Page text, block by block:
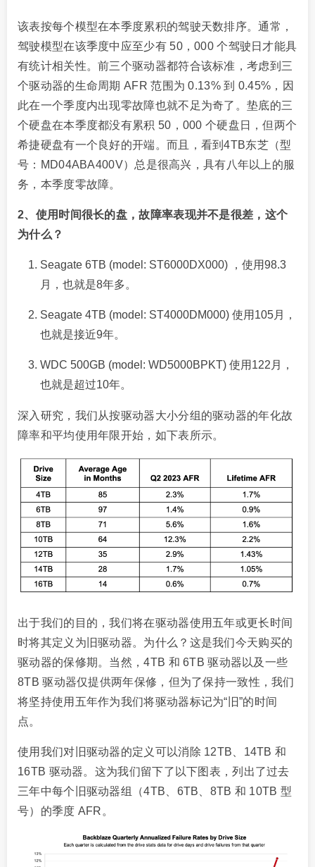
该表按每个模型在本季度累积的驾驶天数排序。通常，
驾驶模型在该季度中应至少有 50，000 个驾驶日才能具
有统计相关性。前三个驱动器都符合该标准，考虑到三
个驱动器的生命周期 AFR 范围为 0.13% 到 0.45%，因
此在一个季度内出现零故障也就不足为奇了。垫底的三
个硬盘在本季度都没有累积 50，000 个硬盘日，但两个
希捷硬盘有一个良好的开端。而且，看到4TB东芝（型
号：MD04ABA400V）总是很高兴，具有八年以上的服
务，本季度零故障。
2、使用时间很长的盘，故障率表现并不是很差，这个
为什么？
Seagate 6TB (model: ST6000DX000) ，使用98.3
月，也就是8年多。
Seagate 4TB (model: ST4000DM000) 使用105月，
也就是接近9年。
WDC 500GB (model: WD5000BPKT) 使用122月，
也就是超过10年。
深入研究，我们从按驱动器大小分组的驱动器的年化故
障率和平均使用年限开始，如下表所示。
出于我们的目的，我们将在驱动器使用五年或更长时间
时将其定义为旧驱动器。为什么？这是我们今天购买的
驱动器的保修期。当然，4TB 和 6TB 驱动器以及一些
8TB 驱动器仅提供两年保修，但为了保持一致性，我们
将坚持使用五年作为我们将驱动器标记为“旧”的时间
点。
使用我们对旧驱动器的定义可以消除 12TB、14TB 和
16TB 驱动器。这为我们留下了以下图表，列出了过去
三年中每个旧驱动器组（4TB、6TB、8TB 和 10TB 型
号）的季度 AFR。